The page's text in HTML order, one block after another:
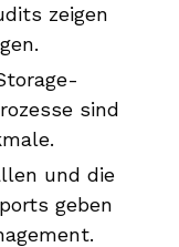
zeigen
sind
und die
geben